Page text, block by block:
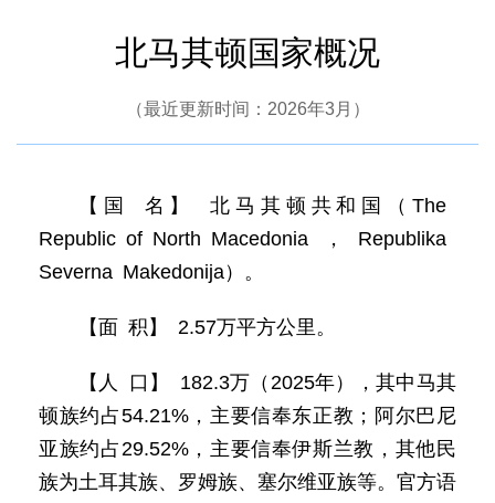
北马其顿国家概况
（最近更新时间：2026年3月）
【国 名】 北马其顿共和国（The
Republic of North Macedonia，Republika
Severna Makedonija）。
【面 积】 2.57万平方公里。
【人 口】 182.3万（2025年），其中马其
顿族约占54.21%，主要信奉东正教；阿尔巴尼
亚族约占29.52%，主要信奉伊斯兰教，其他民
族为土耳其族、罗姆族、塞尔维亚族等。官方语